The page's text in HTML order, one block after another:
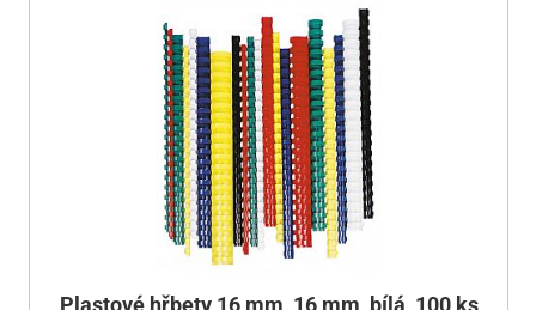
Plastové hřbety 16 mm, 16 mm, bílá, 100 ks